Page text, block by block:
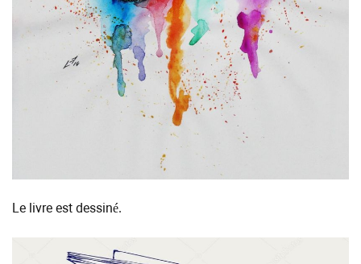
Le livre est dessiné.